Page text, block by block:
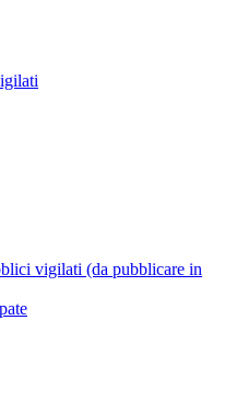
vigilati (da pubblicare in